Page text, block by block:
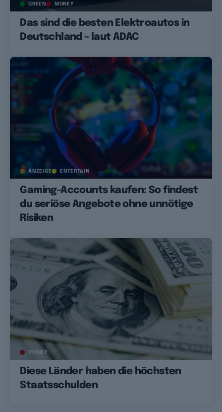
GREEN MONEY
Das sind die besten Elektroautos in
Deutschland – laut ADAC
ANZEIGE ENTERTAIN
Gaming-Accounts kaufen: So findest
du seriöse Angebote ohne unnötige
Risiken
MONEY
Diese Länder haben die höchsten
Staatsschulden